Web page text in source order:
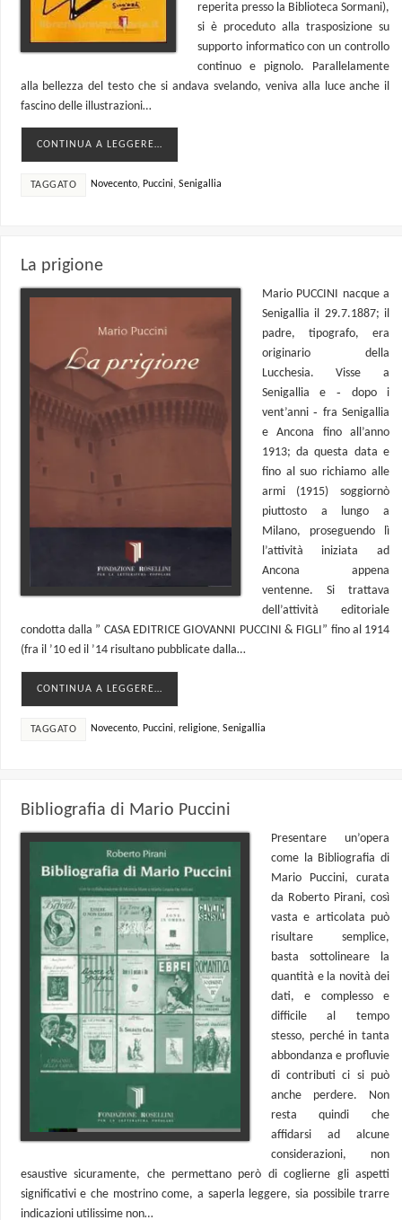
reperita presso la Biblioteca Sormani),
si è proceduto alla trasposizione su
supporto informatico con un controllo
continuo e pignolo. Parallelamente
alla bellezza del testo che si andava svelando, veniva alla luce anche il
fascino delle illustrazioni…
CONTINUA A LEGGERE…
TAGGATO Novecento, Puccini,Senigallia
La prigione
Mario PUCCINI nacque a
Senigallia il 29.7.1887; il
padre, tipografo, era
originario della
Lucchesia. Visse a
Senigallia e ‑ dopo i
vent’anni ‑ fra Senigallia
e Ancona fino all’anno
1913; da questa data e
fino al suo richiamo alle
armi (1915) soggiornò
piuttosto a lungo a
Milano, proseguendo lì
l’attività iniziata ad
Ancona appena
ventenne. Si trattava
dell’attività editoriale
condotta dalla ” CASA EDITRICE GIOVANNI PUCCINI & FIGLI” fino al 1914
(fra il ’10 ed il ’14 risultano pubblicate dalla…
CONTINUA A LEGGERE…
TAGGATO Novecento, Puccini,religione,Senigallia
Bibliografia di Mario Puccini
Presentare un’opera
come la Bibliografia di
Mario Puccini, curata
da Roberto Pirani, così
vasta e articolata può
risultare semplice,
basta sottolineare la
quantità e la novità dei
dati, e complesso e
difficile al tempo
stesso, perché in tanta
abbondanza e profluvie
di contributi ci si può
anche perdere. Non
resta quindi che
affidarsi ad alcune
considerazioni, non
esaustive sicuramente, che permettano però di coglierne gli aspetti
significativi e che mostrino come, a saperla leggere, sia possibile trarre
indicazioni utilissime non…